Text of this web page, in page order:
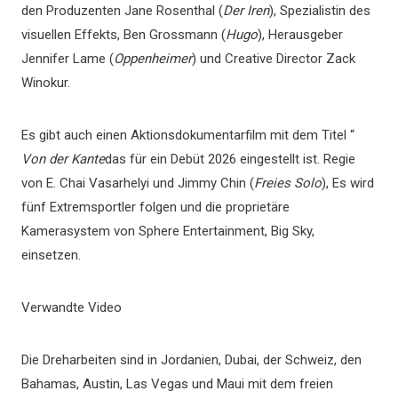
den Produzenten Jane Rosenthal (Der Iren), Spezialistin des
visuellen Effekts, Ben Grossmann (Hugo), Herausgeber
Jennifer Lame (Oppenheimer) und Creative Director Zack
Winokur.
Es gibt auch einen Aktionsdokumentarfilm mit dem Titel “
Von der Kantedas für ein Debüt 2026 eingestellt ist. Regie
von E. Chai Vasarhelyi und Jimmy Chin (Freies Solo), Es wird
fünf Extremsportler folgen und die proprietäre
Kamerasystem von Sphere Entertainment, Big Sky,
einsetzen.
Verwandte Video
Die Dreharbeiten sind in Jordanien, Dubai, der Schweiz, den
Bahamas, Austin, Las Vegas und Maui mit dem freien